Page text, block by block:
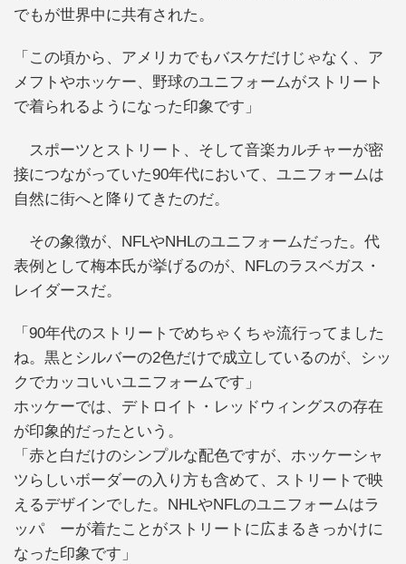
でもが世界中に共有された。
「この頃から、アメリカでもバスケだけじゃなく、ア
メフトやホッケー、野球のユニフォームがストリート
で着られるようになった印象です」
スポーツとストリート、そして音楽カルチャーが密
接につながっていた90年代において、ユニフォームは
自然に街へと降りてきたのだ。
その象徴が、NFLやNHLのユニフォームだった。代
表例として梅本氏が挙げるのが、NFLのラスベガス・
レイダースだ。
「90年代のストリートでめちゃくちゃ流行ってました
ね。黒とシルバーの2色だけで成立しているのが、シッ
クでカッコいいユニフォームです」
ホッケーでは、デトロイト・レッドウィングスの存在
が印象的だったという。
「赤と白だけのシンプルな配色ですが、ホッケーシャ
ツらしいボーダーの入り方も含めて、ストリートで映
えるデザインでした。NHLやNFLのユニフォームはラ
ッパ ーが着たことがストリートに広まるきっかけに
なった印象です」